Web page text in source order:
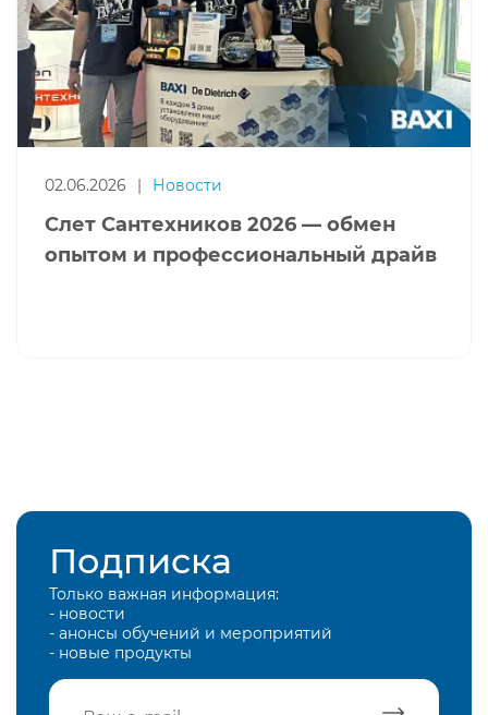
02.06.2026 | Новости
Слет Сантехников 2026 — обмен
опытом и профессиональный драйв
Подписка
Только важная информация:
- новости
- анонсы обучений и мероприятий
- новые продукты